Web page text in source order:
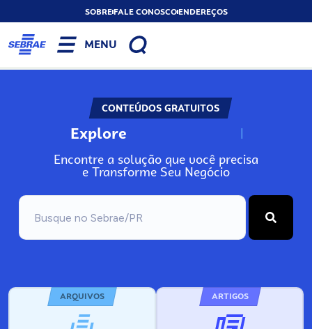
SOBREFALE CONOSCOENDEREÇOS
MENU
CONTEÚDOS GRATUITOS
Explore N
Encontre a solução que você precisa
e Transforme Seu Negócio
ARQUIVOS ARTIGOS